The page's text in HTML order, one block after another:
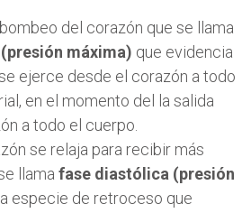
del corazón que se llama
máxima) que evidencia
ejerce desde el corazón a todo
en el momento del la salida
a todo el cuerpo.
se relaja para recibir más
llama fase diastólica (presión
especie de retroceso que